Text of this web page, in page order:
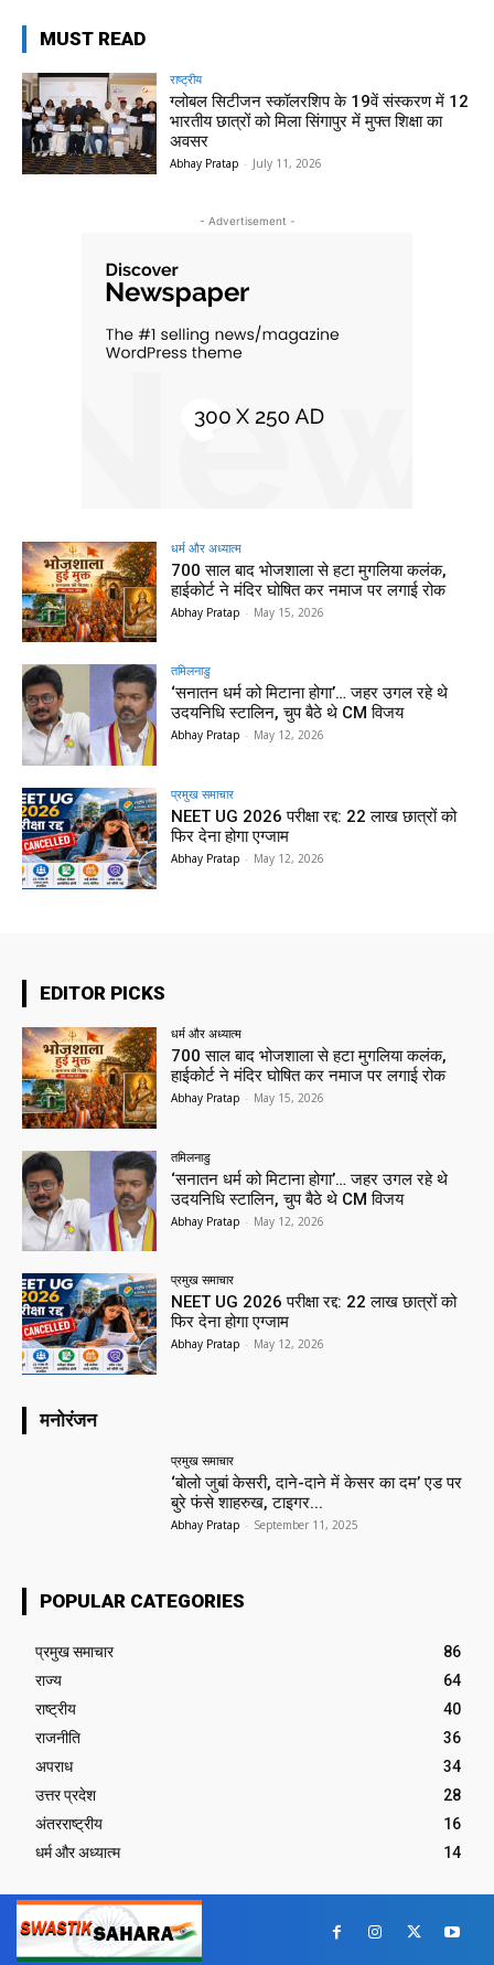
MUST READ
राष्ट्रीय
ग्लोबल सिटीजन स्कॉलरशिप के 19वें संस्करण में 12
भारतीय छात्रों को मिला सिंगापुर में मुफ्त शिक्षा का
अवसर
Abhay Pratap - July 11, 2026
- Advertisement -
धर्म और अध्यात्म
700 साल बाद भोजशाला से हटा मुगलिया कलंक,
हाईकोर्ट ने मंदिर घोषित कर नमाज पर लगाई रोक
Abhay Pratap - May 15, 2026
तमिलनाडु
‘सनातन धर्म को मिटाना होगा’… जहर उगल रहे थे
उदयनिधि स्टालिन, चुप बैठे थे CM विजय
Abhay Pratap - May 12, 2026
प्रमुख समाचार‎
NEET UG 2026 परीक्षा रद्द: 22 लाख छात्रों को
फिर देना होगा एग्जाम
Abhay Pratap - May 12, 2026
EDITOR PICKS
धर्म और अध्यात्म
700 साल बाद भोजशाला से हटा मुगलिया कलंक,
हाईकोर्ट ने मंदिर घोषित कर नमाज पर लगाई रोक
Abhay Pratap - May 15, 2026
तमिलनाडु
‘सनातन धर्म को मिटाना होगा’… जहर उगल रहे थे
उदयनिधि स्टालिन, चुप बैठे थे CM विजय
Abhay Pratap - May 12, 2026
प्रमुख समाचार‎
NEET UG 2026 परीक्षा रद्द: 22 लाख छात्रों को
फिर देना होगा एग्जाम
Abhay Pratap - May 12, 2026
मनोरंजन
प्रमुख समाचार‎
‘बोलो जुबां केसरी, दाने-दाने में केसर का दम’ एड पर
बुरे फंसे शाहरुख, टाइगर...
Abhay Pratap - September 11, 2025
POPULAR CATEGORIES
प्रमुख समाचार‎
86
राज्य
64
राष्ट्रीय
40
राजनीति
36
अपराध
34
उत्तर प्रदेश
28
अंतरराष्ट्रीय
16
धर्म और अध्यात्म
14